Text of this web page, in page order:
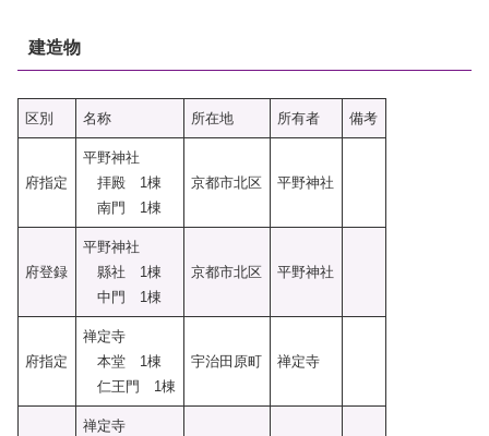
建造物
区別 名称 所在地 所有者 備考
府指定
平野神社
拝殿 1棟
南門 1棟
京都市北区 平野神社
府登録
平野神社
縣社 1棟
中門 1棟
京都市北区 平野神社
府指定
禅定寺
本堂 1棟
仁王門 1棟
宇治田原町 禅定寺
禅定寺